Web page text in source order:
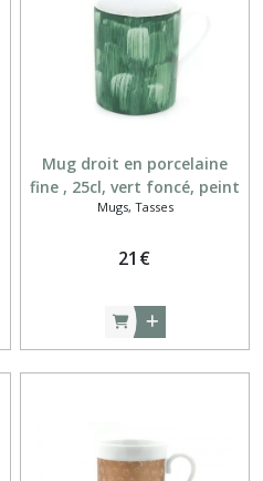
Mug droit en porcelaine
fine , 25cl, vert foncé, peint
à la main
Mugs, Tasses
21 €